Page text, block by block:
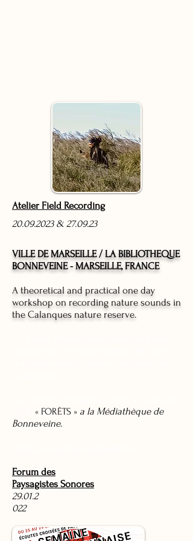
Atelier Field Recording
20.09.2023& 27.09.23
VILLE DE MARSEILLE / LA BIBLIOTHEQUE
BONNEVEINE - MARSEILLE, FRANCE
A theoretical and practical one day
workshop on recording nature sounds in
the Calanques nature reserve.
« FORÊTS » a la Médiathèque de
Bonneveine.
Forum des
Paysagistes Sonores
29.01.2
022